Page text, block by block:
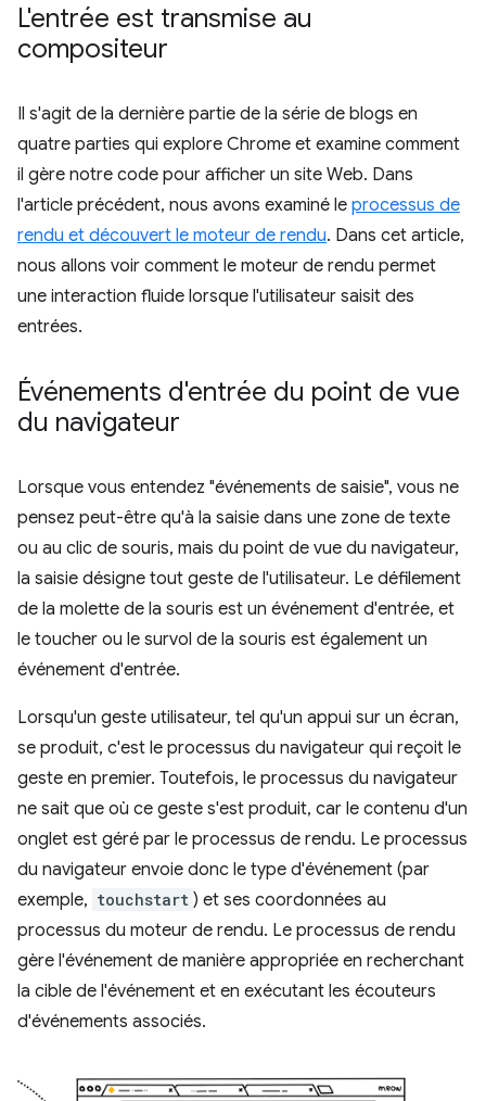
L'entrée est transmise au
compositeur
Il s'agit de la dernière partie de la série de blogs en
quatre parties qui explore Chrome et examine comment
il gère notre code pour afficher un site Web. Dans
l'article précédent, nous avons examiné le processus de
rendu et découvert le moteur de rendu. Dans cet article,
nous allons voir comment le moteur de rendu permet
une interaction fluide lorsque l'utilisateur saisit des
entrées.
Événements d'entrée du point de vue
du navigateur
Lorsque vous entendez "événements de saisie", vous ne
pensez peut-être qu'à la saisie dans une zone de texte
ou au clic de souris, mais du point de vue du navigateur,
la saisie désigne tout geste de l'utilisateur. Le défilement
de la molette de la souris est un événement d'entrée, et
le toucher ou le survol de la souris est également un
événement d'entrée.
Lorsqu'un geste utilisateur, tel qu'un appui sur un écran,
se produit, c'est le processus du navigateur qui reçoit le
geste en premier. Toutefois, le processus du navigateur
ne sait que où ce geste s'est produit, car le contenu d'un
onglet est géré par le processus de rendu. Le processus
du navigateur envoie donc le type d'événement (par
exemple, touchstart ) et ses coordonnées au
processus du moteur de rendu. Le processus de rendu
gère l'événement de manière appropriée en recherchant
la cible de l'événement et en exécutant les écouteurs
d'événements associés.